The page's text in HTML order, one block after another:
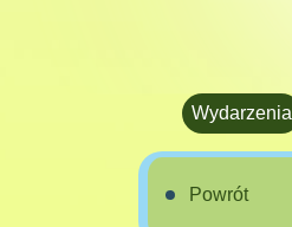
Wydarzenia
Powrót